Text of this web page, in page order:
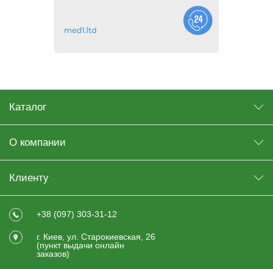
Каталог
О компании
Клиенту
+38 (097) 303-31-12
г. Киев, ул. Старокиевская, 26
(пункт выдачи онлайн
заказов)